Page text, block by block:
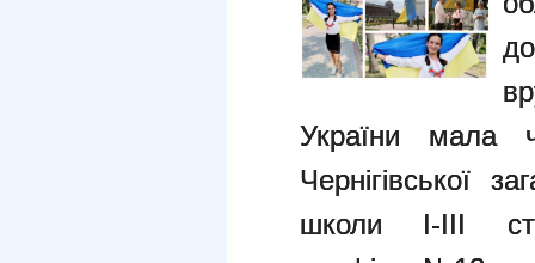
України мала
Чернігівської
школи I-III